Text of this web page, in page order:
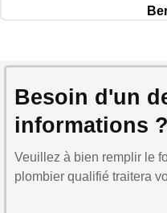
Besoin d'un
informations ?
Veuillez à bien remplir le
plombier qualifié traitera